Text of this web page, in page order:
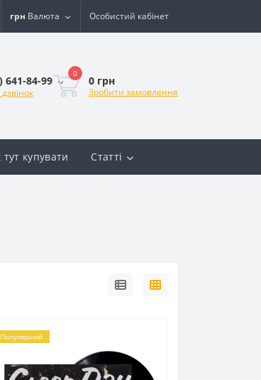
грн Валюта Особистий кабінет
641-84-99
0
0 грн
Зробити замовлення
тут купувати Статті
Популярний